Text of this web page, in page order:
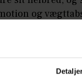
og
også nået en